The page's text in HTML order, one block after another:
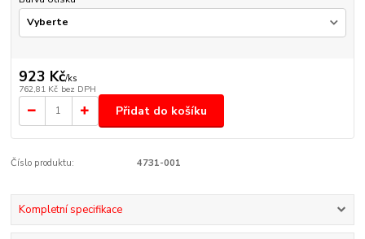
923 Kč/ks
762,81 Kč bez DPH
Přidat do košíku
Číslo produktu: 4731-001
Kompletní specifikace